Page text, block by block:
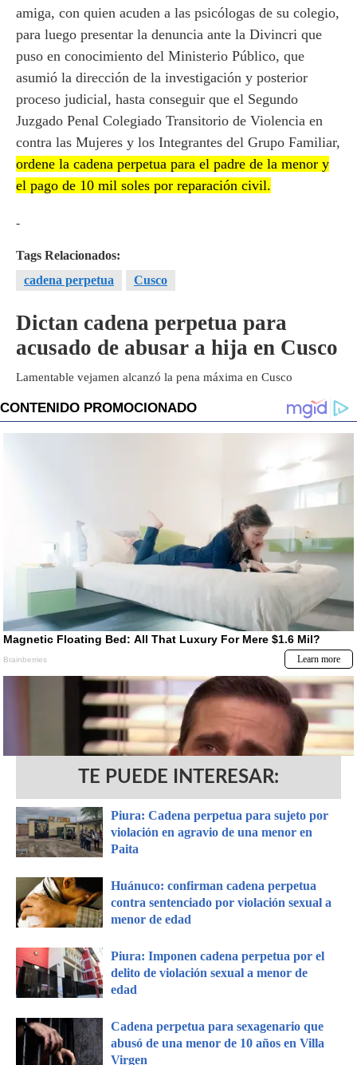
amiga, con quien acuden a las psicólogas de su colegio,
para luego presentar la denuncia ante la Divincri que
puso en conocimiento del Ministerio Público, que
asumió la dirección de la investigación y posterior
proceso judicial, hasta conseguir que el Segundo
Juzgado Penal Colegiado Transitorio de Violencia en
contra las Mujeres y los Integrantes del Grupo Familiar,
ordene la cadena perpetua para el padre de la menor y
el pago de 10 mil soles por reparación civil.
-
Tags Relacionados:
cadena perpetua
Cusco
Dictan cadena perpetua para
acusado de abusar a hija en Cusco
Lamentable vejamen alcanzó la pena máxima en Cusco